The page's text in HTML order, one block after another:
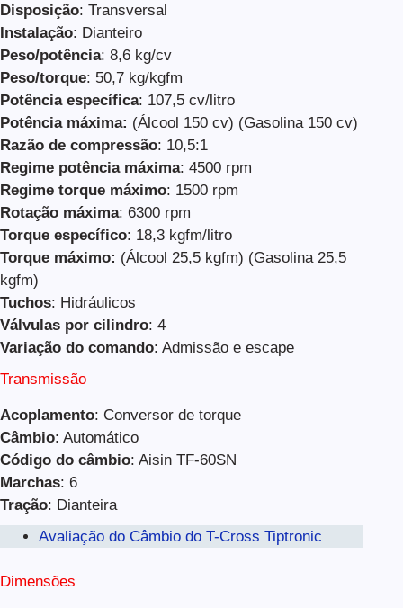
Disposição: Transversal
Instalação: Dianteiro
Peso/potência: 8,6 kg/cv
Peso/torque: 50,7 kg/kgfm
Potência específica: 107,5 cv/litro
Potência máxima: (Álcool 150 cv) (Gasolina 150 cv)
Razão de compressão: 10,5:1
Regime potência máxima: 4500 rpm
Regime torque máximo: 1500 rpm
Rotação máxima: 6300 rpm
Torque específico: 18,3 kgfm/litro
Torque máximo: (Álcool 25,5 kgfm) (Gasolina 25,5
kgfm)
Tuchos: Hidráulicos
Válvulas por cilindro: 4
Variação do comando: Admissão e escape
Transmissão
Acoplamento: Conversor de torque
Câmbio: Automático
Código do câmbio: Aisin TF-60SN
Marchas: 6
Tração: Dianteira
Avaliação do Câmbio do T-Cross Tiptronic
Dimensões